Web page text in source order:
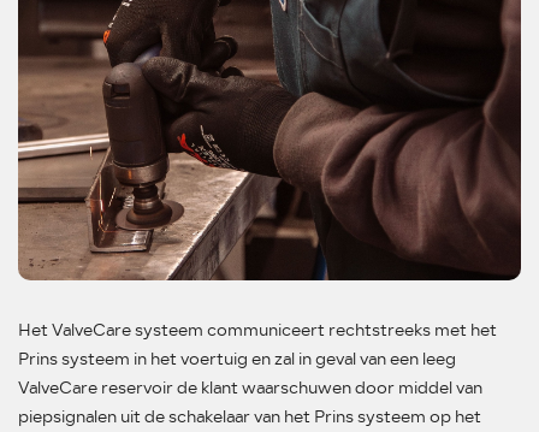
Het ValveCare systeem communiceert rechtstreeks met het
Prins systeem in het voertuig en zal in geval van een leeg
ValveCare reservoir de klant waarschuwen door middel van
piepsignalen uit de schakelaar van het Prins systeem op het